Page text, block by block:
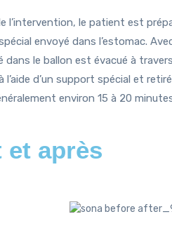
l’intervention, le patient est
envoyé dans l’estomac.
dans le ballon est évacué à
l’aide d’un support spécial et
environ 15 à 20
et après